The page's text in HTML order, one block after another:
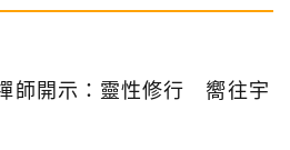
師開示：靈性修行 嚮往宇